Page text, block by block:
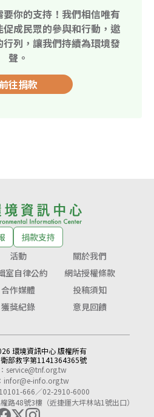
要你的支持！我們相信唯有
成民眾的參與和行動，邀
列，讓我們持續為環境發
聲。
前往捐款
捐款支持
活動
關於我們
室自律公約
網站授權條款
合作媒體
投稿須知
獲獎紀錄 意見回饋
環境資訊中心 版權所有
衛部救字第1141364365號
service@tnf.org.tw
infor@e-info.org.tw
666／02-2910-6000
路48號3樓（近捷運大坪林站1號出口）